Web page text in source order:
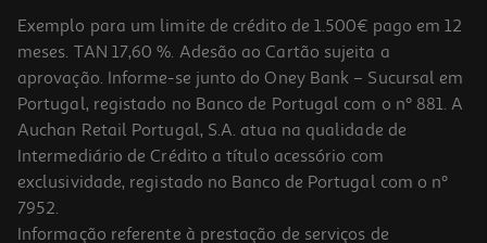
Exemplo para um limite de crédito de 1.500€ pago em 12
meses. TAN 17,60 %. Adesão ao Cartão sujeita a
aprovação. Informe-se junto do Oney Bank – Sucursal em
Portugal, registado no Banco de Portugal com o nº 881. A
Auchan Retail Portugal, S.A. atua na qualidade de
Intermediário de Crédito a título acessório com
exclusividade, registado no Banco de Portugal com o nº
7952.
Informação referente à prestação de serviços de